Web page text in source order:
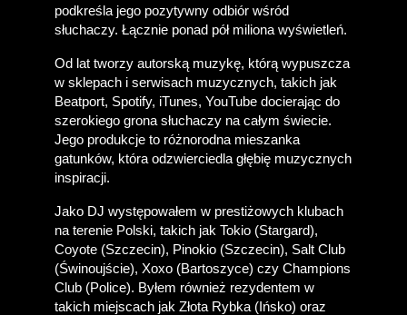
podkreśla jego pozytywny odbiór wśród
słuchaczy. Łącznie ponad pół miliona wyświetleń.
Od lat tworzy autorską muzykę, którą wypuszcza
w sklepach i serwisach muzycznych, takich jak
Beatport, Spotify, iTunes, YouTube docierając do
szerokiego grona słuchaczy na całym świecie.
Jego produkcje to różnorodna mieszanka
gatunków, która odzwierciedla głębię muzycznych
inspiracji.
Jako DJ występowałem w prestiżowych klubach
na terenie Polski, takich jak Tokio (Stargard),
Coyote (Szczecin), Pinokio (Szczecin), Salt Club
(Świnoujście), Xoxo (Bartoszyce) czy Champions
Club (Police). Byłem również rezydentem w
takich miejscach jak Złota Rybka (Ińsko) oraz